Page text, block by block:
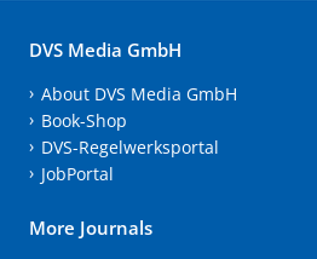
DVS Media GmbH
About DVS Media GmbH
Book-Shop
DVS-Regelwerksportal
JobPortal
More Journals